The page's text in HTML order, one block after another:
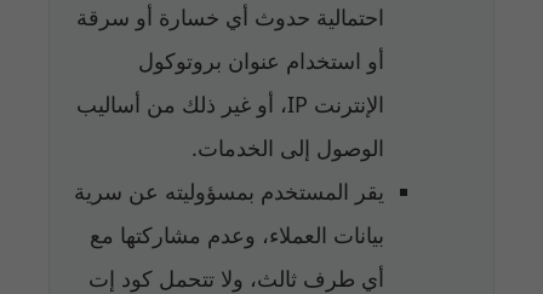
احتمالية حدوث أي خسارة أو سرقة
أو استخدام عنوان بروتوكول
الإنترنت IP، أو غير ذلك من أساليب
الوصول إلى الخدمات.
يقر المستخدم بمسؤوليته عن سرية
بيانات العملاء، وعدم مشاركتها مع
أي طرف ثالث، ولا تتحمل كود إت